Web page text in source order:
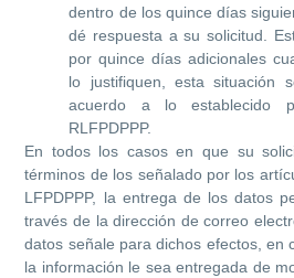
dentro de los quince días
dé respuesta a su solicitud.
por quince días adicionales
lo justifiquen, esta situación
acuerdo a lo establecido
RLFPDPPP.
En todos los casos en que su
términos de los señalado por los
LFPDPPP, la entrega de los datos
través de la dirección de correo
datos señale para dichos efectos, en
la información le sea entregada de